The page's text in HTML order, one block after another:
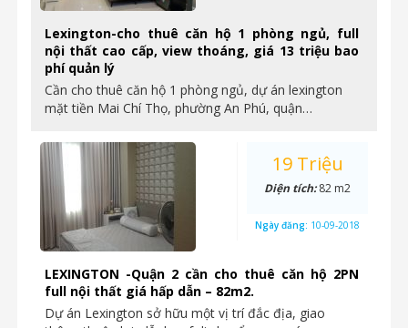
Lexington-cho thuê căn hộ 1 phòng ngủ, full
nội thất cao cấp, view thoáng, giá 13 triệu bao
phí quản lý
Cần cho thuê căn hộ 1 phòng ngủ, dự án lexington
mặt tiền Mai Chí Thọ, phường An Phú, quận…
LEXINGTON -Quận 2 cần cho thuê căn hộ 2PN
full nội thất giá hấp dẫn – 82m2.
Dự án Lexington sở hữu một vị trí đắc địa, giao
19 Triệu
Diện tích:82 m2
Ngày đăng: 10-09-2018